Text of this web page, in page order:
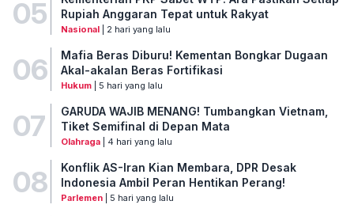
05
Rupiah Anggaran Tepat untuk Rakyat
Nasional| 2 hari yang lalu
06
Mafia Beras Diburu! Kementan Bongkar Dugaan
Akal-akalan Beras Fortifikasi
Hukum| 5 hari yang lalu
07
GARUDA WAJIB MENANG! Tumbangkan Vietnam,
Tiket Semifinal di Depan Mata
Olahraga| 4 hari yang lalu
08
Konflik AS-Iran Kian Membara, DPR Desak
Indonesia Ambil Peran Hentikan Perang!
Parlemen| 5 hari yang lalu